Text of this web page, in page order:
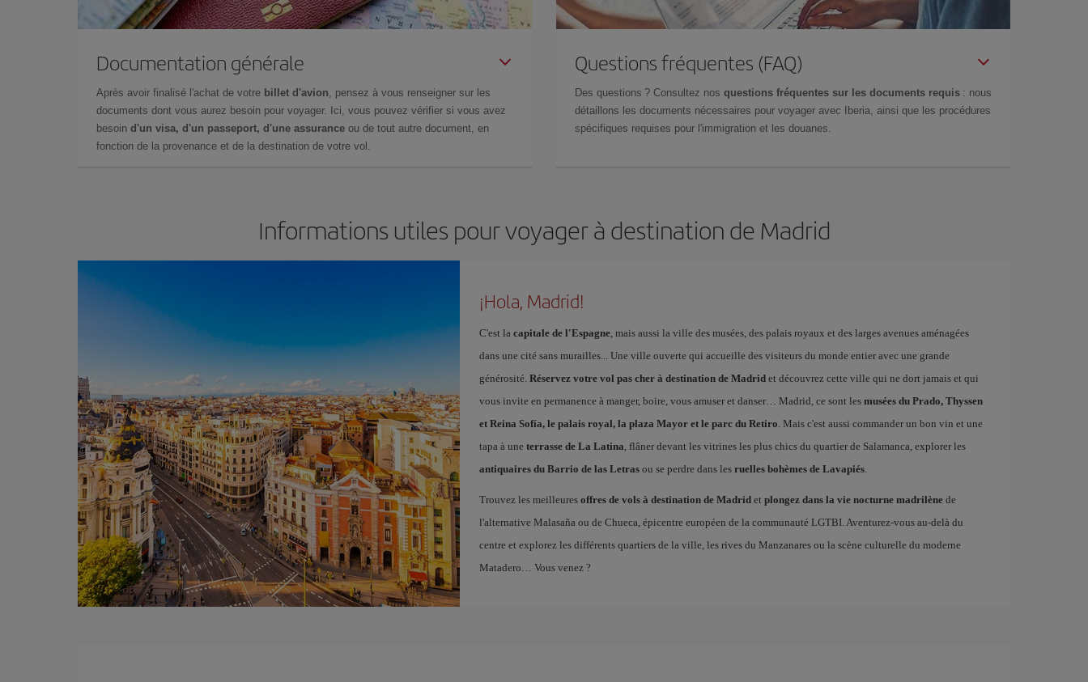
Documentation générale
Après avoir finalisé l'achat de votre billet d'avion, pensez à vous renseigner sur les
documents dont vous aurez besoin pour voyager. Ici, vous pouvez vérifier si vous avez
besoin d'un visa, d'un passeport, d'une assurance ou de tout autre document, en
fonction de la provenance et de la destination de votre vol.
Questions fréquentes (FAQ)
Des questions ? Consultez nos questions fréquentes sur les documents requis : nous
détaillons les documents nécessaires pour voyager avec Iberia, ainsi que les procédures
spécifiques requises pour l'immigration et les douanes.
Informations utiles pour voyager à destination de Madrid
¡Hola, Madrid!
C'est la capitale de l'Espagne, mais aussi la ville des musées, des palais royaux et des larges avenues aménagées
dans une cité sans murailles... Une ville ouverte qui accueille des visiteurs du monde entier avec une grande
générosité. Réservez votre vol pas cher à destination de Madridet découvrez cette ville qui ne dort jamais et qui
vous invite en permanence à manger, boire, vous amuser et danser… Madrid, ce sont les musées du Prado, Thyssen
et Reina Sofía, le palais royal, la plaza Mayor et le parc du Retiro. Mais c'est aussi commander un bon vin et une
tapa à une terrasse de La Latina, flâner devant les vitrines les plus chics du quartier de Salamanca, explorer les
antiquaires du Barrio de las Letrasou se perdre dans les ruelles bohèmes de Lavapiés.
Trouvez les meilleures offres de vols à destination de Madridet plongez dans la vie nocturne madrilènede
l'alternative Malasaña ou de Chueca, épicentre européen de la communauté LGTBI. Aventurez-vous au-delà du
centre et explorez les différents quartiers de la ville, les rives du Manzanares ou la scène culturelle du moderne
Matadero… Vous venez ?